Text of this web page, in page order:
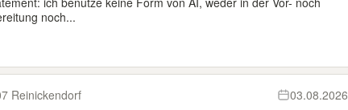
noch...
Reinickendorf 03.08.2026